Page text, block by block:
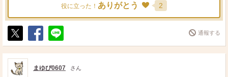
役に立った！ ありがとう 2
ポ
ス
ト
シ
ェ
送
る
通報する
まゆぴ0607 さん